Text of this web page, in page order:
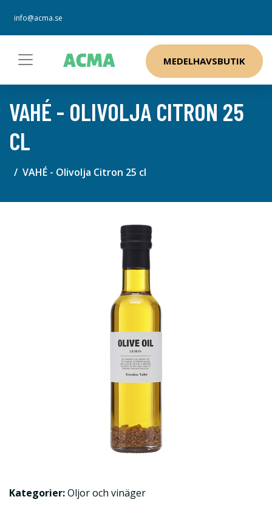
info@acma.se
MEDELHAVSBUTIK
VAHÉ - OLIVOLJA CITRON 25
CL
VAHÉ - Olivolja Citron 25 cl
Kategorier:Oljor och vinäger